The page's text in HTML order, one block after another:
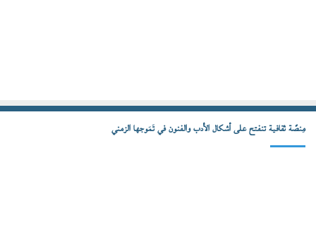
مِنصّة ثقافية تنفتح على أشكال الأدب والفنون في تَمَوجها الزمني